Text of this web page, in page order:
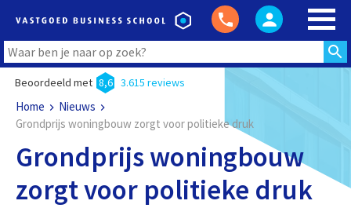
Beoordeeld met 8,6 3.615 reviews
Home
Nieuws
Grondprijs woningbouw zorgt voor politieke druk
Grondprijs woningbouw
zorgt voor politieke druk